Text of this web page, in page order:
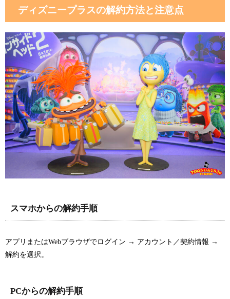
ディズニープラスの解約方法と注意点
スマホからの解約手順
アプリまたはWebブラウザでログイン → アカウント／契約情報 →
解約を選択。
PCからの解約手順